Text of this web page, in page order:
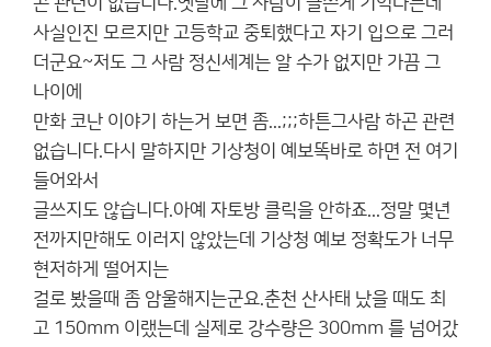
사실인진 모르지만 고등학교 중퇴했다고 자기 입으로 그러
더군요~저도 그 사람 정신세계는 알 수가 없지만 가끔 그
나이에
만화 코난 이야기 하는거 보면 좀...;;;하튼그사람 하곤 관련
없습니다.다시 말하지만 기상청이 예보똑바로 하면 전 여기
들어와서
글쓰지도 않습니다.아예 자토방 클릭을 안하죠...정말 몇년
전까지만해도 이러지 않았는데 기상청 예보 정확도가 너무
현저하게 떨어지는
걸로 봤을때 좀 암울해지는군요.춘천 산사태 났을 때도 최
고 150mm 이랬는데 실제로 강수량은 300mm 를 넘어갔